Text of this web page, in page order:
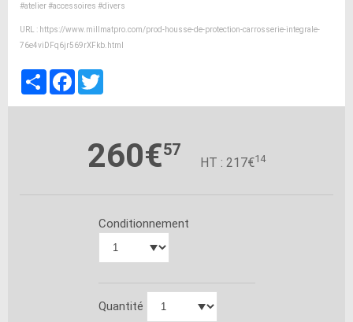
#atelier#accessoires #divers
URL : https://www.millmatpro.com/prod-housse-de-protection-carrosserie-integrale-
76e4viDFq6jr569rXFkb.html
PartagerFacebook
260€57
HT : 217€14
Conditionnement
Quantité